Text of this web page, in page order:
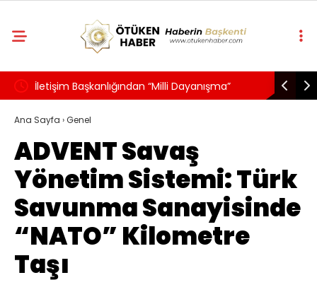
İletişim Başkanlığından “Milli Dayanışma”
Kampanyası: Terörün 40 Yıllık Ekonomik
Maliyeti Açıklandı
Bakan
Ana Sayfa ›Genel
ADVENT Savaş
Yönetim Sistemi: Türk
Savunma Sanayisinde
“NATO” Kilometre
Taşı